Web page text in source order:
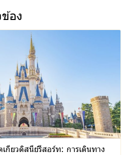
อง
กียวดิสนีย์รีสอร์ท: การเดินทาง